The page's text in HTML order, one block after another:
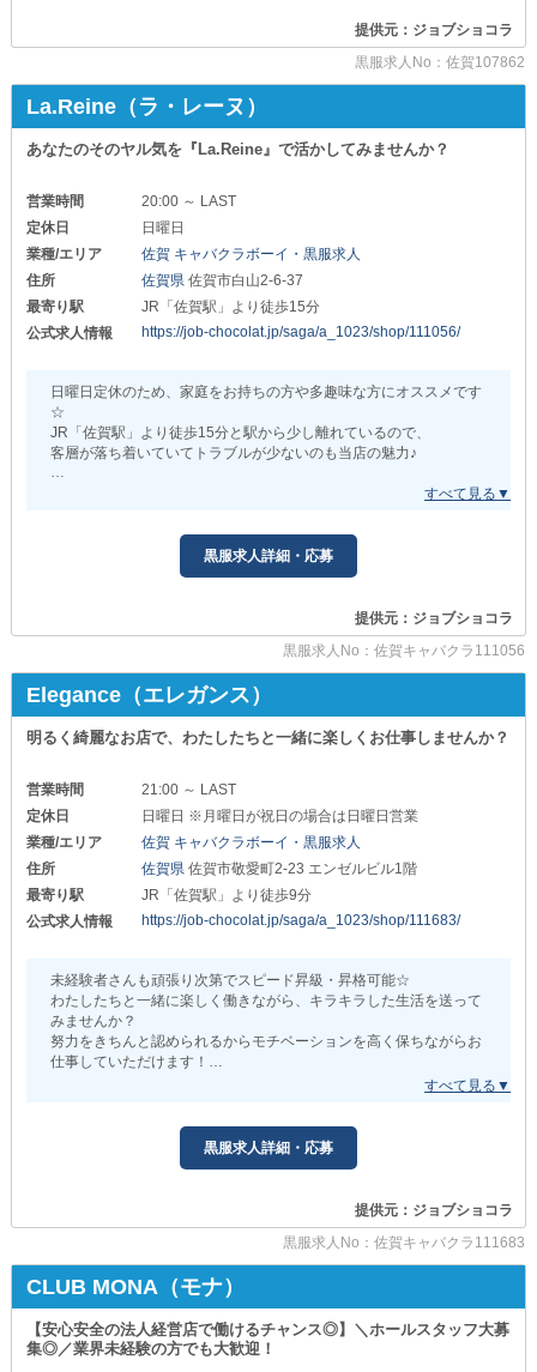
そのほか、全従業員共通で
『日払いに対応』『体験入社OK』など
嬉しい待遇を揃えています。
：：：：：：：：：：：：：：：：：：：：：：：：：：：
些細な質問も受け付けているので
気兼ねなくご連絡ください。
たくさんの方にお会いできるのを
楽しみにしています。
「飲食業からステップアップしたい」
「女性黒服としてチャレンジしたい」
そんな方も大歓迎！
当店は、お客様にとって居心地がいいだけでなく
スタッフ自身がストレスなく続けられる環境を
何よりも大切にしています。
┗━━━━━━━━━━━━━━━━━━━━━┛
働きやすさを感じてもらえるよう
待遇面も丁寧に整えていますので
════════⊹⊱❖⊰⊹════════
NEW CLUB LUXURY ラグジュアリー
＜募集職種と給与について＞
■ホールスタッフ■
アルバイト： 時給1,400円～
……………………………………………
《昇給・昇格》については
しっかりと評価のうえ“随時実施”！
努力が目に見える形で反映されるため
やりがいをもって取り組める環境です。
キャリアップを目指したい方にも
うってつけの職場と言えます◎
◤￣￣￣￣￣￣￣￣￣￣￣￣￣￣￣￣￣￣
当店の働きやすさを
さらに深掘りしてご紹介！
週休2日制度で無理なく続く
￣￣￣￣￣￣￣￣￣￣￣￣￣
プライベートも仕事も
大切にしたい方にピッタリです。
アルバイトの方であれば日払いOK！
働いた分がその日のうちに手元へ届き
急な出費にも安心して対応できます◎
オシャレをガマンしなくていい
￣￣￣￣￣￣￣￣￣￣￣￣￣￣
髪型・ピアスは自由。
提供元：ジョブショコラ
黒服求人No：佐賀107862
La.Reine（ラ・レーヌ）
あなたのそのヤル気を『La.Reine』で活かしてみませんか？
営業時間
20:00 ～ LAST
定休日
日曜日
業種/エリア
佐賀 キャバクラボーイ・黒服求人
住所
佐賀県佐賀市白山2-6-37
最寄り駅
JR「佐賀駅」より徒歩15分
公式求人情報
https://job-chocolat.jp/saga/a_1023/shop/111056/
日曜日定休のため、家庭をお持ちの方や多趣味な方にオススメです
☆
JR「佐賀駅」より徒歩15分と駅から少し離れているので、
客層が落ち着いていてトラブルが少ないのも当店の魅力♪
そんなお店で、ただいま業績好調のため新規スタッフを募集してい
お任せするのは、お客様のテーブルへ交換物やドリンクの配膳を行
たくさんのご応募をお待ちしております。
黒服求人詳細・応募
提供元：ジョブショコラ
黒服求人No：佐賀キャバクラ111056
Elegance（エレガンス）
明るく綺麗なお店で、わたしたちと一緒に楽しくお仕事しませんか？
営業時間
21:00 ～ LAST
定休日
日曜日 ※月曜日が祝日の場合は日曜日営業
業種/エリア
佐賀 キャバクラボーイ・黒服求人
住所
佐賀県佐賀市敬愛町2-23 エンゼルビル1階
最寄り駅
JR「佐賀駅」より徒歩9分
公式求人情報
https://job-chocolat.jp/saga/a_1023/shop/111683/
未経験者さんも頑張り次第でスピード昇級・昇格可能☆
わたしたちと一緒に楽しく働きながら、キラキラした生活を送って
みませんか？
努力をきちんと認められるからモチベーションを高く保ちながらお
仕事していただけます！
佐賀エリアTOPクラスの安定と実績の人気店で男女問わず店鋪スタ
そのくらいクリーンで働きやすいお店なんです♪
働いてみたいと思ってくださったら、ぜひ『Elegance（エレガン
ス）』までご連絡を！
黒服求人詳細・応募
提供元：ジョブショコラ
黒服求人No：佐賀キャバクラ111683
CLUB MONA（モナ）
【安心安全の法人経営店で働けるチャンス◎】＼ホールスタッフ大募
集◎／業界未経験の方でも大歓迎！